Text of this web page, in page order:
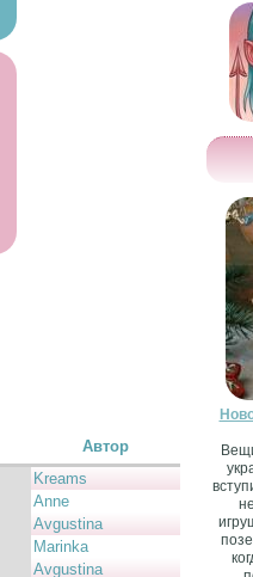
Автор
Kreams
Anne
Avgustina
Marinka
Avgustina